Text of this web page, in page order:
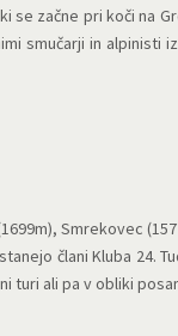
začne pri koči na
smučarji in alpinisti
Smrekovec
člani Kluba 24.
turi ali pa v obliki